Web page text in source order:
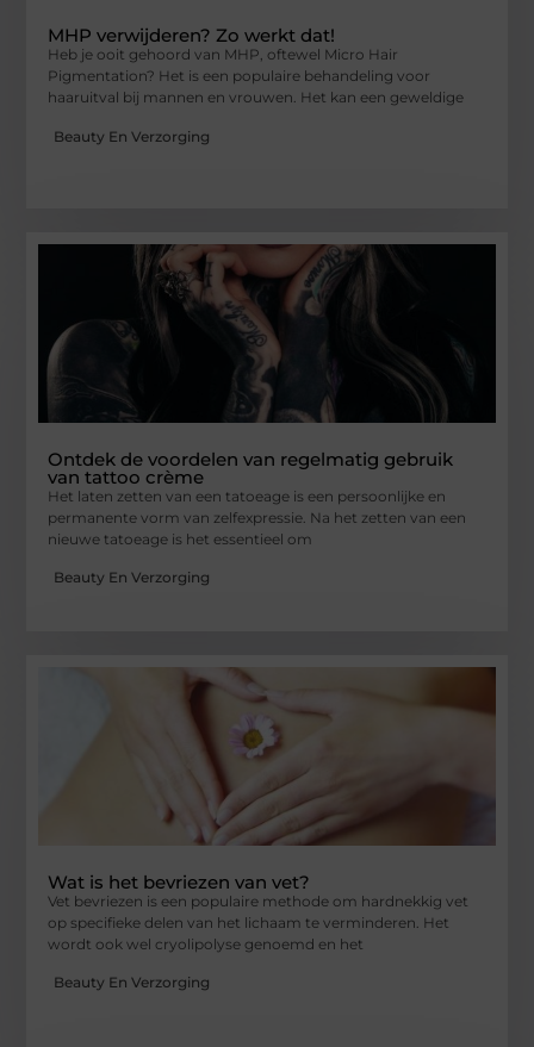
MHP verwijderen? Zo werkt dat!
Heb je ooit gehoord van MHP, oftewel Micro Hair
Pigmentation? Het is een populaire behandeling voor
haaruitval bij mannen en vrouwen. Het kan een geweldige
Beauty En Verzorging
Ontdek de voordelen van regelmatig gebruik
van tattoo crème
Het laten zetten van een tatoeage is een persoonlijke en
permanente vorm van zelfexpressie. Na het zetten van een
nieuwe tatoeage is het essentieel om
Beauty En Verzorging
Wat is het bevriezen van vet?
Vet bevriezen is een populaire methode om hardnekkig vet
op specifieke delen van het lichaam te verminderen. Het
wordt ook wel cryolipolyse genoemd en het
Beauty En Verzorging